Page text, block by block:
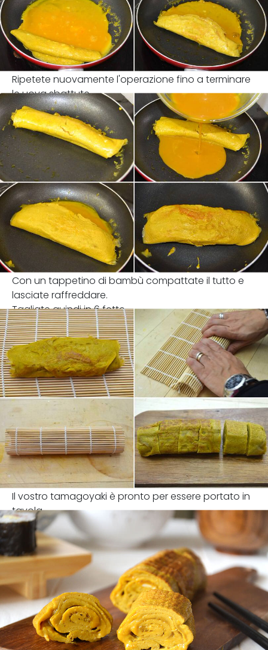
Ripetete nuovamente l'operazione fino a terminare
le uova sbattute.
Con un tappetino di bambù compattate il tutto e
lasciate raffreddare.
Tagliate quindi in 6 fette.
Il vostro tamagoyaki è pronto per essere portato in
tavola.